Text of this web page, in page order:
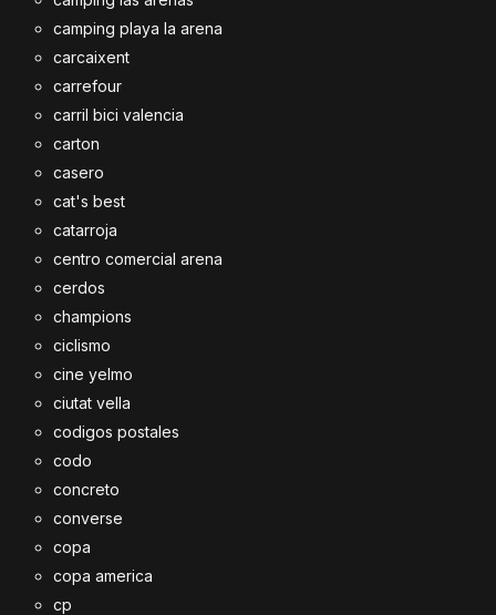
camping playa la arena
carcaixent
carrefour
carril bici valencia
carton
casero
cat's best
catarroja
centro comercial arena
cerdos
champions
ciclismo
cine yelmo
ciutat vella
codigos postales
codo
concreto
converse
copa
copa america
cp